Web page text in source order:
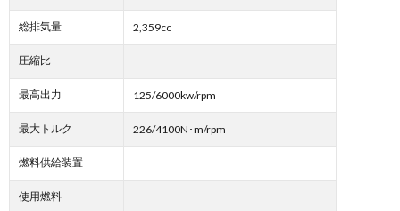
総排気量 2,359cc
圧縮比
最高出力 125/6000kw/rpm
最大トルク 226/4100N･m/rpm
燃料供給装置
使用燃料